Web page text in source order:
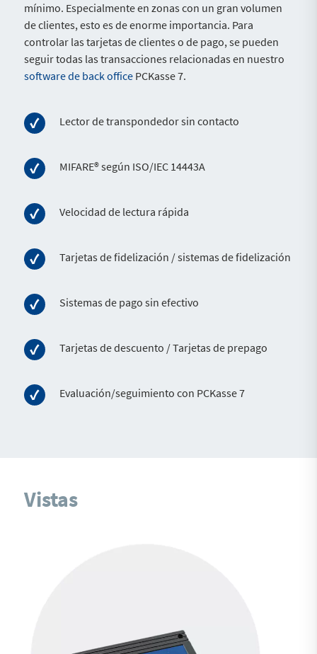
mínimo. Especialmente en zonas con un gran volumen
de clientes, esto es de enorme importancia. Para
controlar las tarjetas de clientes o de pago, se pueden
seguir todas las transacciones relacionadas en nuestro
software de back officePCKasse 7.
Lector de transpondedor sin contacto
MIFARE® según ISO/IEC 14443A
Velocidad de lectura rápida
Tarjetas de fidelización / sistemas de fidelización
Sistemas de pago sin efectivo
Tarjetas de descuento / Tarjetas de prepago
Evaluación/seguimiento con PCKasse 7
Vistas